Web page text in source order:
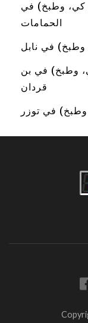
كي، وطبخ) في
الحمامات
وطبخ) في نابل
وطبخ) في بن
قردان
في توزر